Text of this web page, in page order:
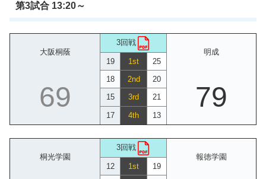
第3試合 13:20～
大阪桐蔭
3回戦
明成
19
1st 25
69
18 2nd 20
79
15 3rd 21
17 4th 13
桐光学園
3回戦
報徳学園
12
1st 19